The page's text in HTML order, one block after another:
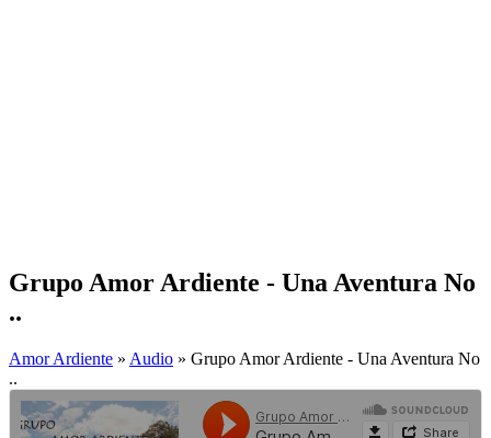
Grupo Amor Ardiente - Una Aventura No
..
Amor Ardiente » Audio » Grupo Amor Ardiente - Una Aventura No
..